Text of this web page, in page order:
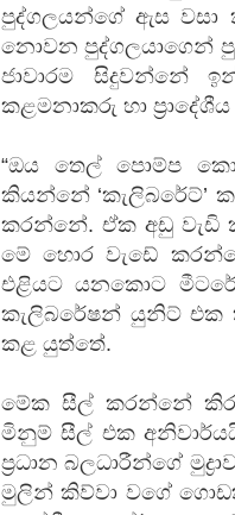
පුද්ගලයන්ගේ ඇස වසා
නොවන පුද්ගලයාගෙන්
ජාවාරම සිදුවන්නේ
කළමනාකරු හා
“ඔය තෙල් ‍පොම්ප
කියන්නේ ‘කැලිබරේට්’
කරන්නේ. ඒක අඩු වැඩි
මේ හොර වැඩේ
එළියට යනකොට
කැලිබරේෂන් යුනිට්
කළ යුත්තේ.
මේක සීල් කරන්නේ
මිනුම් සීල් එක
ප්‍රධාන බලධාරීන්ගේ
මුලින් කිව්වා වගේ